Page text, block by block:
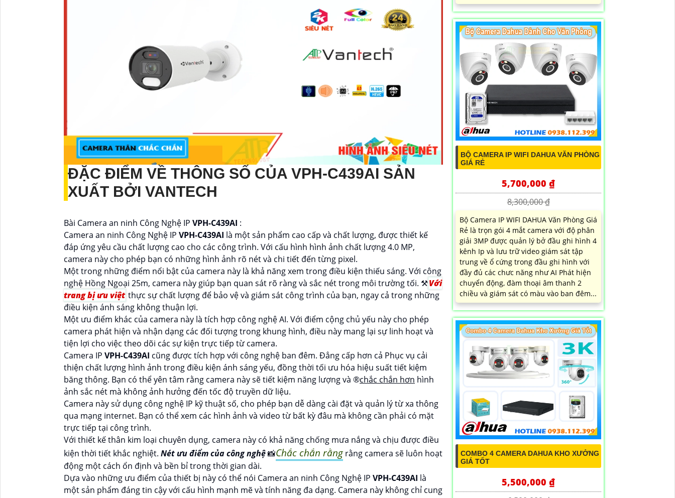
ĐẶC ĐIỂM VỀ THÔNG SỐ CỦA VPH-C439AI SẢN
XUẤT BỞI VANTECH
Bài Camera an ninh Công Nghệ IP VPH-C439AI :
Camera an ninh Công Nghệ IP VPH-C439AI là một sản phẩm cao cấp và chất lượng, được thiết kế
đáp ứng yêu cầu chất lượng cao cho các công trình. Với cấu hình hình ảnh chất lượng 4.0 MP,
camera này cho phép bạn có những hình ảnh rõ nét và chi tiết đến từng pixel.
Một trong những điểm nổi bật của camera này là khả năng xem trong điều kiện thiếu sáng. Với công
nghệ Hồng Ngoại 25m, camera này giúp bạn quan sát rõ ràng và sắc nét trong môi trường tối. ⚒Với
trang bị ưu việt thực sự chất lượng để bảo vệ và giám sát công trình của bạn, ngay cả trong những
điều kiện ánh sáng không thuận lợi.
Một ưu điểm khác của camera này là tích hợp công nghệ AI. Với điểm cộng chủ yếu này cho phép
camera phát hiện và nhận dạng các đối tượng trong khung hình, điều này mang lại sự linh hoạt và
tiện lợi cho việc theo dõi các sự kiện trực tiếp từ camera.
Camera IP VPH-C439AI cũng được tích hợp với công nghệ ban đêm. Đẳng cấp hơn cả Phục vụ cải
thiện chất lượng hình ảnh trong điều kiện ánh sáng yếu, đồng thời tối ưu hóa hiệu suất tiết kiệm
băng thông. Bạn có thể yên tâm rằng camera này sẽ tiết kiệm năng lượng và ®️chắc chắn hơn hình
ảnh sắc nét mà không ảnh hưởng đến tốc độ truyền dữ liệu.
Camera này sử dụng công nghệ IP kỹ thuật số, cho phép bạn dễ dàng cài đặt và quản lý từ xa thông
qua mạng internet. Bạn có thể xem các hình ảnh và video từ bất kỳ đâu mà không cần phải có mặt
trực tiếp tại công trình.
Với thiết kế thân kim loại chuyên dụng, camera này có khả năng chống mưa nắng và chịu được điều
kiện thời tiết khắc nghiệt. Nét ưu điểm của công nghệ📸Chắc chắn rằng rằng camera sẽ luôn hoạt
động một cách ổn định và bền bỉ trong thời gian dài.
Dựa vào những ưu điểm của thiết bị này có thể nói Camera an ninh Công Nghệ IP VPH-C439AI là
một sản phẩm đáng tin cậy với cấu hình mạnh mẽ và tính năng đa dạng. Camera này không chỉ cung
BỘ CAMERA IP WIFI DAHUA VĂN PHÒNG
GIÁ RẺ
5,700,000 ₫
8,300,000 ₫
Bộ Camera IP WIFI DAHUA Văn Phòng Giá
Rẻ là trọn gói 4 mắt camera với độ phân
giải 3MP được quản lý bở đầu ghi hình 4
kênh Ip và lưu trữ video giám sát tập
trung về ổ cứng trong đầu ghi hình với
đầy đủ các chưc năng như AI Phát hiện
chuyển động, đàm thoại âm thanh 2
chiều và giám sát có màu vào ban đêm...
COMBO 4 CAMERA DAHUA KHO XƯỞNG
GIÁ TỐT
5,500,000 ₫